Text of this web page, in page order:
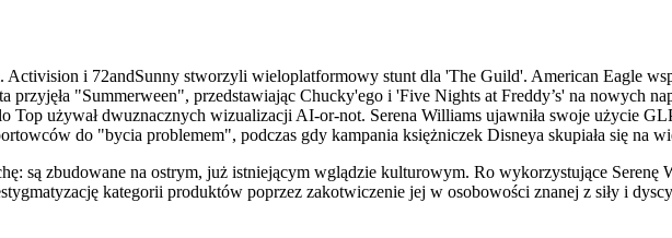
i 72andSunny stworzyli wieloplatformowy stunt dla 'The Guild'. American Eagle
przyjęła "Summerween", przedstawiając Chucky'ego i 'Five Nights at Freddy’s' na nowych
Top używał dwuznacznych wizualizacji AI-or-not. Serena Williams ujawniła swoje użycie
do "bycia problemem", podczas gdy kampania księżniczek Disneya skupiała się na
są zbudowane na ostrym, już istniejącym wglądzie kulturowym. Ro wykorzystujące Serenę
kategorii produktów poprzez zakotwiczenie jej w osobowości znanej z siły i